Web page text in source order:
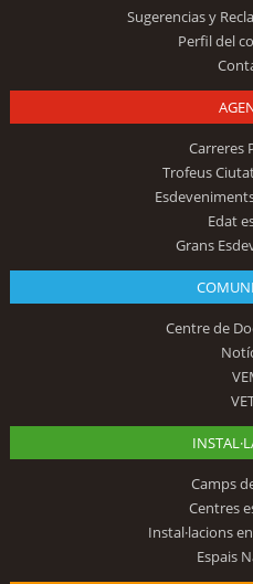
Sugerencias y
Perfil del
Carreres
Trofeus
Edat
Grans
Centre de
Camps
Centres
Instal·lacions
Espais